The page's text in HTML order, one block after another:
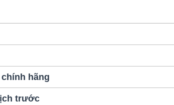
hãng
trước